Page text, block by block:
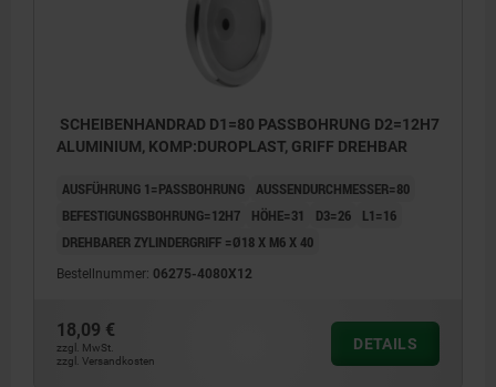
SCHEIBENHANDRAD D1=80 PASSBOHRUNG D2=12H7
ALUMINIUM, KOMP:DUROPLAST, GRIFF DREHBAR
AUSFÜHRUNG 1=PASSBOHRUNG AUSSENDURCHMESSER=80
BEFESTIGUNGSBOHRUNG=12H7
HÖHE=31 D3=26
L1=16
DREHBARER ZYLINDERGRIFF =Ø18 X M6 X 40
Bestellnummer: 06275-4080X12
18,09 €
zzgl. MwSt.
zzgl. Versandkosten
DETAILS